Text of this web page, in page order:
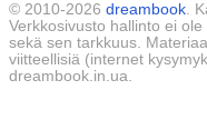
© 2010-2026 dreambook.
Verkkosivusto hallinto ei
sekä sen tarkkuus.
viitteellisiä (internet
dreambook.in.ua.